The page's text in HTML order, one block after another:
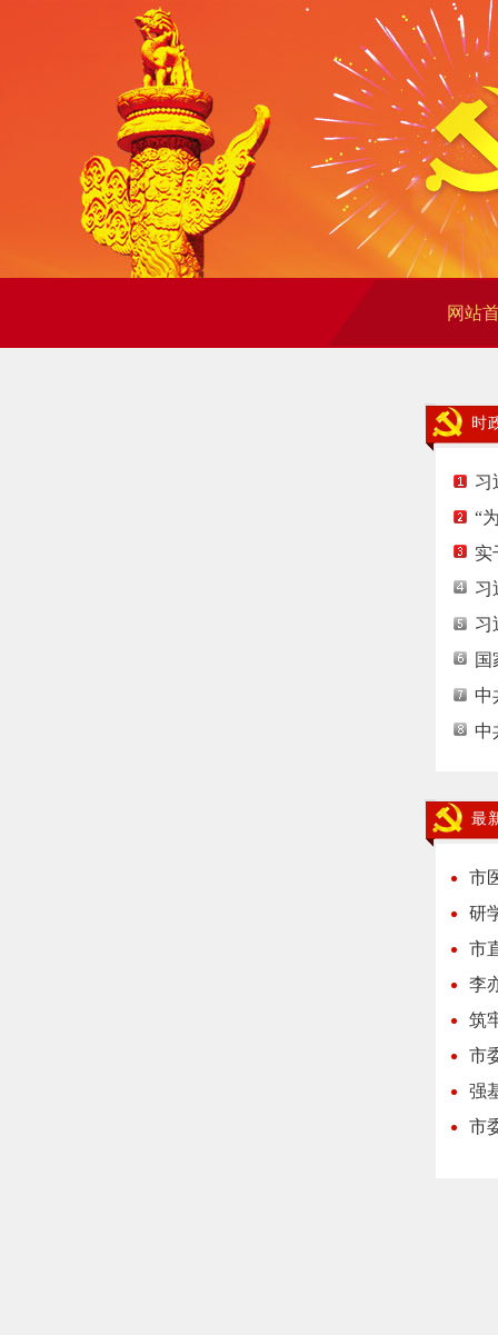
网站
时
习
“
习
习
中
中
最
市
研
市
李
筑
市
强
市